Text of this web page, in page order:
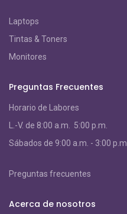
Laptops
Tintas & Toners
Monitores
Preguntas Frecuentes
Horario de Labores
L.-V. de 8:00 a.m. 5:00 p.m.
Sábados de 9:00 a.m. - 3:00 p.m.
Preguntas frecuentes
Acerca de nosotros